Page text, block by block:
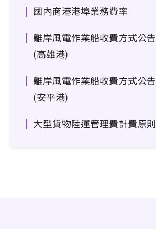
國內商港港埠業務費率
離岸風電作業船收費方式公告
(高雄港)
離岸風電作業船收費方式公告
(安平港)
大型貨物陸運管理費計費原則